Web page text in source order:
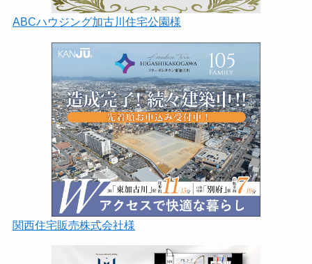
ABCハウジング加古川住宅公園様
関西住宅販売株式会社様